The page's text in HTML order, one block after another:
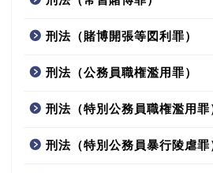
刑法（賭博開張等図利罪）
刑法（公務員職権濫用罪）
刑法（特別公務員職権濫用罪
刑法（特別公務員暴行陵虐罪